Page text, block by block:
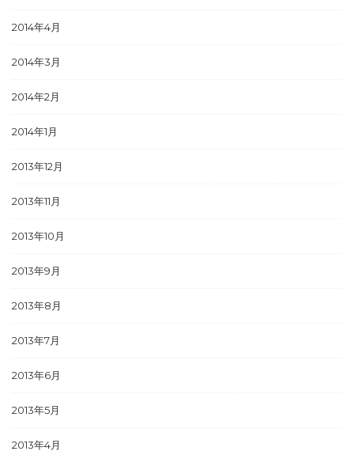
2014年4月
2014年3月
2014年2月
2014年1月
2013年12月
2013年11月
2013年10月
2013年9月
2013年8月
2013年7月
2013年6月
2013年5月
2013年4月